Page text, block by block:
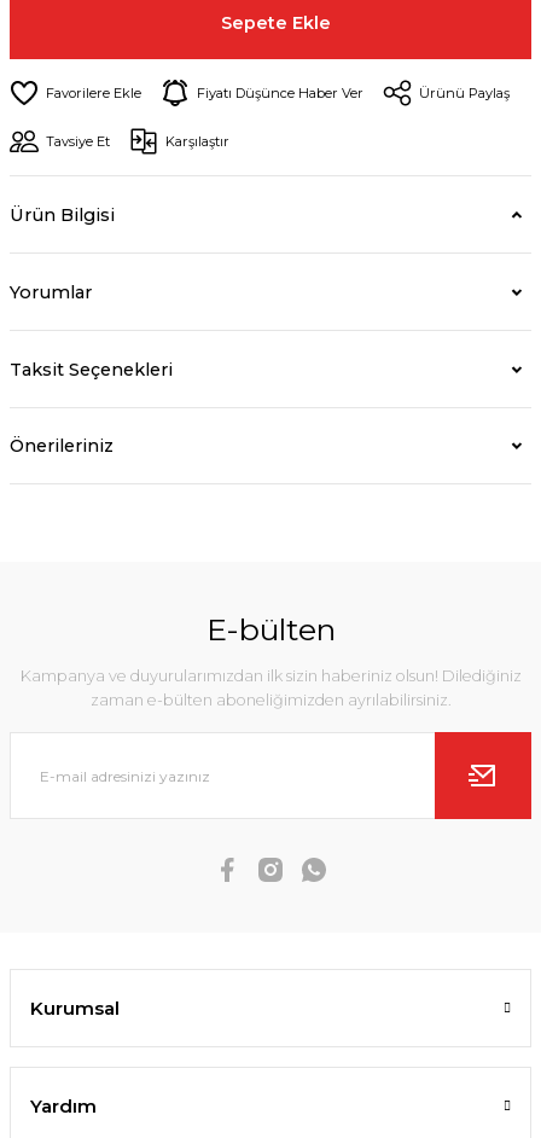
Sepete Ekle
Fiyatı Düşünce Haber Ver Ürünü Paylaş
Tavsiye Et Karşılaştır
Ürün Bilgisi
Yorumlar
Taksit Seçenekleri
Önerileriniz
E-bülten
Kampanya ve duyurularımızdan ilk sizin haberiniz olsun! Dilediğiniz
zaman e-bülten aboneliğimizden ayrılabilirsiniz.
Kurumsal
Yardım